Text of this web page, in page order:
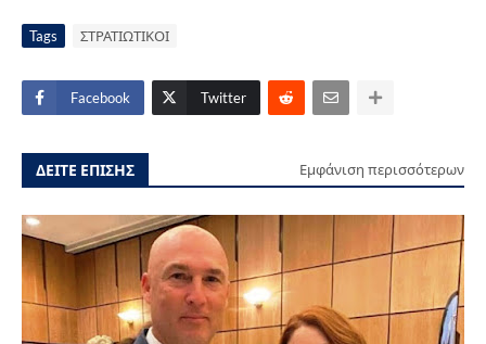
Tags ΣΤΡΑΤΙΩΤΙΚΟΙ
Facebook Twitter
ΔΕΙΤΕ ΕΠΙΣΗΣ Εμφάνιση περισσότερων